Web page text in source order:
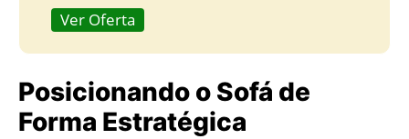
Ver Oferta
Posicionando o Sofá de
Forma Estratégica